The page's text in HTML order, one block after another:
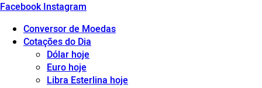
Facebook Instagram
Conversor de Moedas
Cotações do Dia
Dólar hoje
Euro hoje
Libra Esterlina hoje